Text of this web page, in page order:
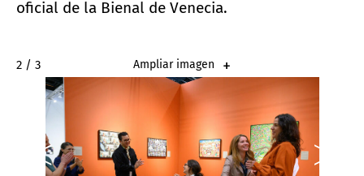
oficial de la Bienal de Venecia.
2 / 3 Ampliar imagen